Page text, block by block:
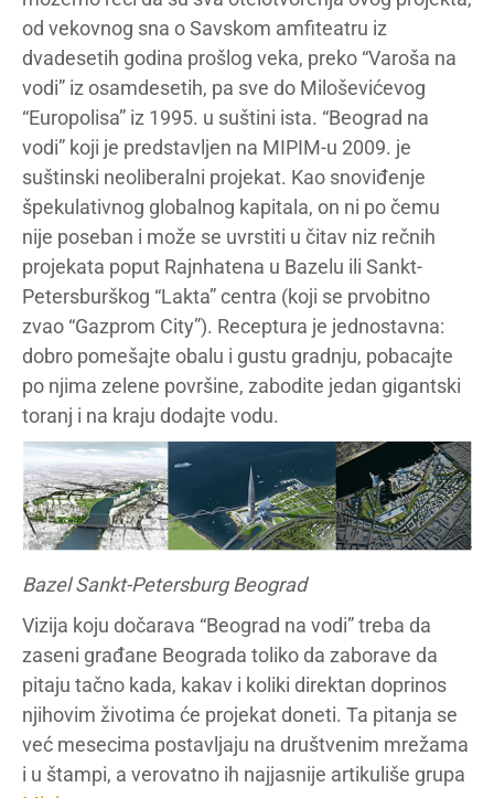
od vekovnog sna o Savskom amfiteatru iz
dvadesetih godina prošlog veka, preko “Varoša na
vodi” iz osamdesetih, pa sve do Miloševićevog
“Europolisa” iz 1995. u suštini ista. “Beograd na
vodi” koji je predstavljen na MIPIM-u 2009. je
suštinski neoliberalni projekat. Kao snoviđenje
špekulativnog globalnog kapitala, on ni po čemu
nije poseban i može se uvrstiti u čitav niz rečnih
projekata poput Rajnhatena u Bazelu ili Sankt-
Petersburškog “Lakta” centra (koji se prvobitno
zvao “Gazprom City”). Receptura je jednostavna:
dobro pomešajte obalu i gustu gradnju, pobacajte
po njima zelene površine, zabodite jedan gigantski
toranj i na kraju dodajte vodu.
Bazel Sankt-Petersburg Beograd
Vizija koju dočarava “Beograd na vodi” treba da
zaseni građane Beograda toliko da zaborave da
pitaju tačno kada, kakav i koliki direktan doprinos
njihovim životima će projekat doneti. Ta pitanja se
već mesecima postavljaju na društvenim mrežama
i u štampi, a verovatno ih najjasnije artikuliše grupa